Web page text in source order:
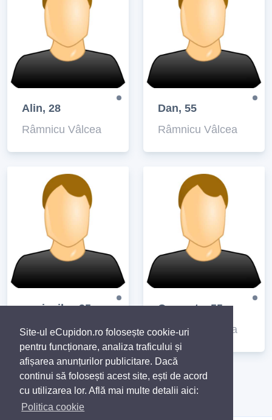
Site-ul eCupidon.ro folosește cookie-uri
pentru funcționare, analiza traficului și
afișarea anunțurilor publicitare. Dacă
continui să folosești acest site, ești de acord
cu utilizarea lor. Află mai multe detalii aici:
Politica cookie
Site-ul eCupidon.ro folosește cookie-uri
pentru funcționare, analiza traficului și
afișarea anunțurilor publicitare. Dacă
continui să folosești acest site, ești de acord
cu utilizarea lor. Află mai multe detalii aici:
Politica cookie
Alin, 28
Râmnicu Vâlcea
Dan, 55
Râmnicu Vâlcea
mariosika, 35
Râmnicu Vâlcea
Caracota, 55
Râmnicu Vâlcea
« 1 2 »